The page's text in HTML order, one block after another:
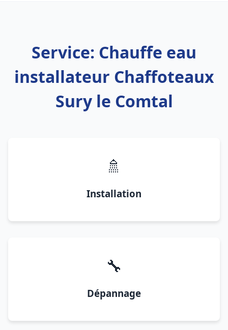
Service: Chauffe eau
installateur Chaffoteaux
Sury le Comtal
🚿
Installation
🔧
Dépannage